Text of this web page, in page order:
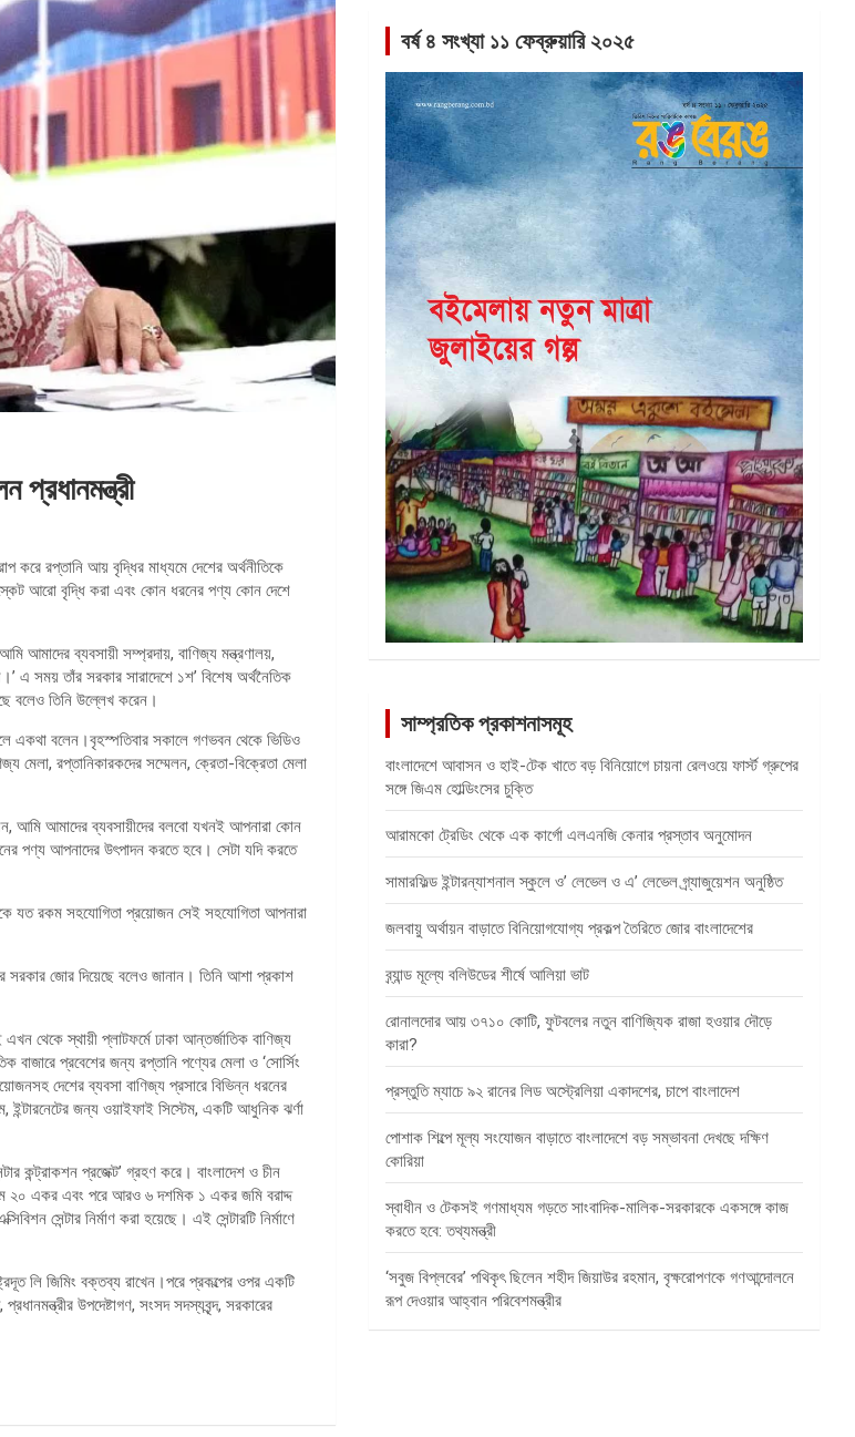
প্রধানমন্ত্রী
করে রপ্তানি আয় বৃদ্ধির মাধ্যমে দেশের অর্থনীতিকে
আরো বৃদ্ধি করা এবং কোন ধরনের পণ্য কোন দেশে
আমাদের ব্যবসায়ী সম্প্রদায়, বাণিজ্য মন্ত্রণালয়,
এ সময় তাঁর সরকার সারাদেশে ১শ’ বিশেষ অর্থনৈতিক
বলেও তিনি উল্লেখ করেন।
একথা বলেন।বৃহস্পতিবার সকালে গণভবন থেকে ভিডিও
মেলা, রপ্তানিকারকদের সম্মেলন, ক্রেতা-বিক্রেতা মেলা
আমি আমাদের ব্যবসায়ীদের বলবো যখনই আপনারা কোন
পণ্য আপনাদের উৎপাদন করতে হবে। সেটা যদি করতে
যত রকম সহযোগিতা প্রয়োজন সেই সহযোগিতা আপনারা
সরকার জোর দিয়েছে বলেও জানান। তিনি আশা প্রকাশ
থেকে স্থায়ী প্লাটফর্মে ঢাকা আন্তর্জাতিক বাণিজ্য
বাজারে প্রবেশের জন্য রপ্তানি পণ্যের মেলা ও ‘সোর্সিং
দেশের ব্যবসা বাণিজ্য প্রসারে বিভিন্ন ধরনের
জন্য ওয়াইফাই সিস্টেম, একটি আধুনিক ঝর্ণা
কন্ট্রাকশন প্রজেক্ট’ গ্রহণ করে। বাংলাদেশ ও চীন
২০ একর এবং পরে আরও ৬ দশমিক ১ একর জমি বরাদ্দ
সেন্টার নির্মাণ করা হয়েছে। এই সেন্টারটি নির্মাণে
লি জিমিং বক্তব্য রাখেন।পরে প্রকল্পের ওপর একটি
উপদেষ্টাগণ, সংসদ সদস্যবৃন্দ, সরকারের
বর্ষ ৪ সংখ্যা ১১ ফেব্রুয়ারি ২০২৫
সাম্প্রতিক প্রকাশনাসমূহ
বাংলাদেশে আবাসন ও হাই-টেক খাতে বড় বিনিয়োগে চায়না রেলওয়ে ফার্স্ট গ্রুপের
সঙ্গে জিএম হোল্ডিংসের চুক্তি
আরামকো ট্রেডিং থেকে এক কার্গো এলএনজি কেনার প্রস্তাব অনুমোদন
সামারফিল্ড ইন্টারন্যাশনাল স্কুলে ও’ লেভেল ও এ’ লেভেল গ্র্যাজুয়েশন অনুষ্ঠিত
জলবায়ু অর্থায়ন বাড়াতে বিনিয়োগযোগ্য প্রকল্প তৈরিতে জোর বাংলাদেশের
ব্র্যান্ড মূল্যে বলিউডের শীর্ষে আলিয়া ভাট
রোনালদোর আয় ৩৭১০ কোটি, ফুটবলের নতুন বাণিজ্যিক রাজা হওয়ার দৌড়ে
কারা?
প্রস্তুতি ম্যাচে ৯২ রানের লিড অস্ট্রেলিয়া একাদশের, চাপে বাংলাদেশ
পোশাক শিল্পে মূল্য সংযোজন বাড়াতে বাংলাদেশে বড় সম্ভাবনা দেখছে দক্ষিণ
কোরিয়া
স্বাধীন ও টেকসই গণমাধ্যম গড়তে সাংবাদিক-মালিক-সরকারকে একসঙ্গে কাজ
করতে হবে: তথ্যমন্ত্রী
‘সবুজ বিপ্লবের’ পথিকৃৎ ছিলেন শহীদ জিয়াউর রহমান, বৃক্ষরোপণকে গণআন্দোলনে
রূপ দেওয়ার আহ্বান পরিবেশমন্ত্রীর